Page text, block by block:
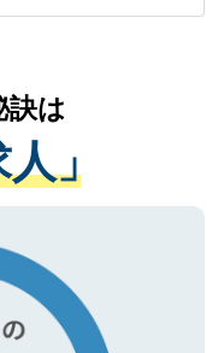
はご本人の許可
ついての厳密な
のみに付与され
取得済みです。
安心ください。
関の状況や紹介
なアドバイスを
にご転職をされ
ートが可能です
い。
訣は
」